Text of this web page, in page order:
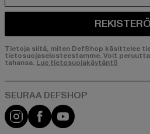
Tietoja siitä, miten DefShop käsittelee
tietosuojaselosteestamme. Voit
tahansa. Lue tietosuojakäytäntö
Visit our Instagram page:
Visit our Facebook
Visit our YouTube